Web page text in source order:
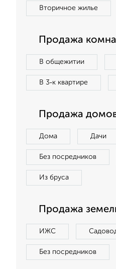
Вторичное жилье
Продажа
В общежитии
В 3‑к квартире
Продажа
Дома Дачи
Без посредников
Из бруса
Продажа
ИЖС
Без посредников